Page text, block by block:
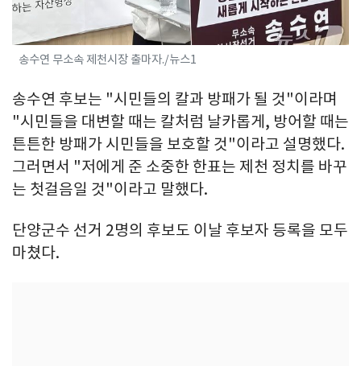
송수연 무소속 제천시장 출마자./뉴스1
송수연 후보는 "시민들의 칼과 방패가 될 것"이라며
"시민들을 대변할 때는 칼처럼 날카롭게, 방어할 때는
튼튼한 방패가 시민들을 보호할 것"이라고 설명했다.
그러면서 "저에게 준 소중한 한표는 제천 정치를 바꾸
는 첫걸음일 것"이라고 말했다.
단양군수 선거 2명의 후보도 이날 후보자 등록을 모두
마쳤다.